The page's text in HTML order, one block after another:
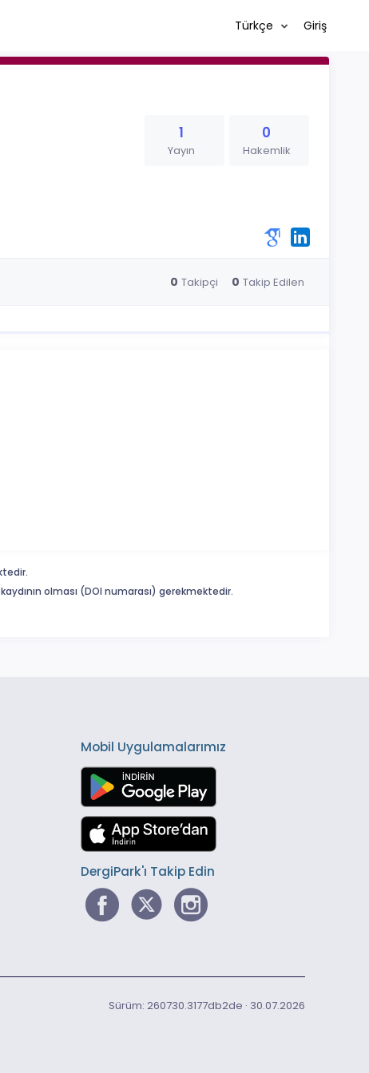
Türkçe Giriş
1
Yayın
0
Hakemlik
0 Takipçi 0 Takip Edilen
olması (DOI numarası) gerekmektedir.
Mobil Uygulamalarımız
DergiPark'ı Takip Edin
Sürüm: 260730.3177db2de · 30.07.2026